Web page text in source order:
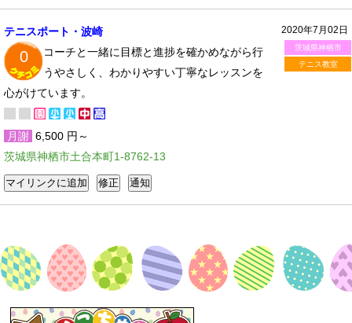
2020年7月02日
茨城県神栖市
テニス教室
テニスポート・波崎
0
コーチと一緒に目標と進捗を確かめながら行
うやさしく、わかりやすい丁寧なレッスンを
心がけています。
月謝 6,500 円～
茨城県神栖市土合本町1-8762-13